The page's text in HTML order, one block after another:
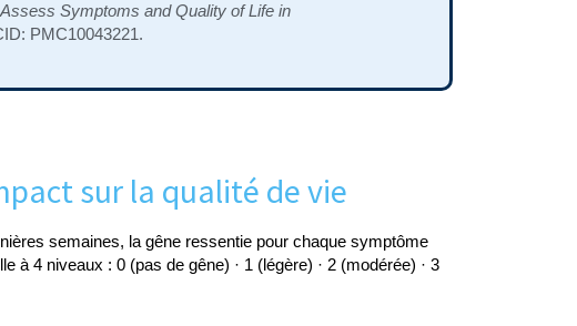
Symptoms and Quality of Life in
PMC10043221.
sur la qualité de vie
semaines, la gêne ressentie pour chaque symptôme
à 4 niveaux : 0 (pas de gêne) · 1 (légère) · 2 (modérée) · 3